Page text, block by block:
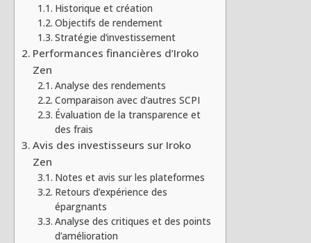
Historique et création
Objectifs de rendement
Stratégie d’investissement
Performances financières d’Iroko
Zen
Analyse des rendements
Comparaison avec d’autres SCPI
Évaluation de la transparence et
des frais
Avis des investisseurs sur Iroko
Zen
Notes et avis sur les plateformes
Retours d’expérience des
épargnants
Analyse des critiques et des points
d’amélioration